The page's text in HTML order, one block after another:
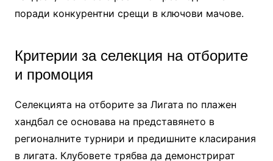
поради конкурентни срещи в ключови мачове.
Критерии за селекция на отборите
и промоция
Селекцията на отборите за Лигата по плажен
хандбал се основава на представянето в
регионалните турнири и предишните класирания
в лигата. Клубовете трябва да демонстрират